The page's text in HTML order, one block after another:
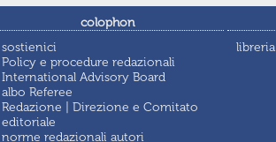
colophon
sostienici
Policy e procedure redazionali
International Advisory Board
albo Referee
Redazione | Direzione e Comitato
editoriale
norme redazionali autori
libreria